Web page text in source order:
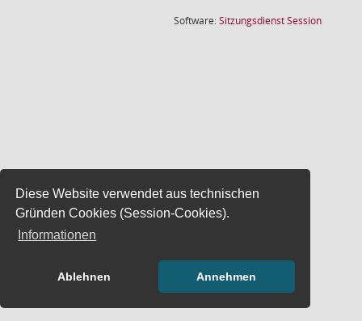
Diese Website verwendet aus technischen
Gründen Cookies (Session-Cookies).
Informationen
Ablehnen Annehmen
Software:SitzungsdienstSession(Wird in